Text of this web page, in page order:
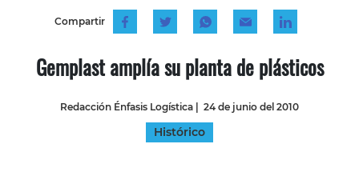
Compartir
Gemplast amplía su planta de plásticos
Redacción Énfasis Logística | 24 de junio del 2010
Histórico